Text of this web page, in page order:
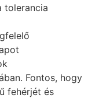
tolerancia
Fontos, hogy
fehérjét és